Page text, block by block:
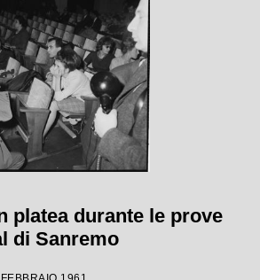
platea durante le prove
di Sanremo